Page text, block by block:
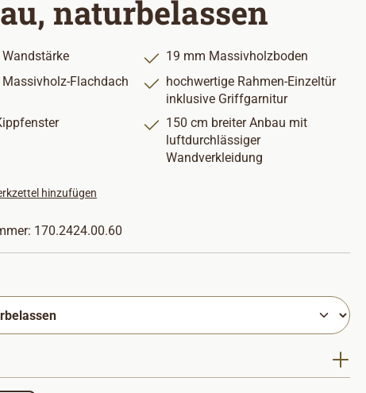
naturbelassen
19 mm Massivholzboden
Flachdach
hochwertige Rahmen-Einzeltür
inklusive Griffgarnitur
150 cm breiter Anbau mit
luftdurchlässiger
Wandverkleidung
hinzufügen
170.2424.00.60